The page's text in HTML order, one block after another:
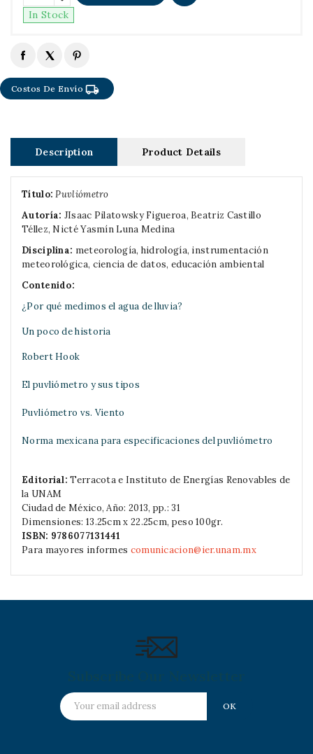
In Stock
Costos De Envíolocal_shipping
Description Product Details
Título: Puvliómetro
Autoría: JIsaac Pilatowsky Figueroa, Beatriz Castillo
Téllez, Nicté Yasmín Luna Medina
Disciplina: meteorología, hidrología, instrumentación
meteorológica, ciencia de datos, educación ambiental
Contenido:
¿Por qué medimos el agua de lluvia?
Un poco de historia
Robert Hook
El puvliómetro y sus tipos
Puvliómetro vs. Viento
Norma mexicana para especificaciones del puvliómetro
Editorial: Terracota e Instituto de Energías Renovables de
la UNAM
Ciudad de México, Año: 2013, pp.: 31
Dimensiones: 13.25cm x 22.25cm, peso 100gr.
ISBN: 9786077131441
Para mayores informes comunicacion@ier.unam.mx